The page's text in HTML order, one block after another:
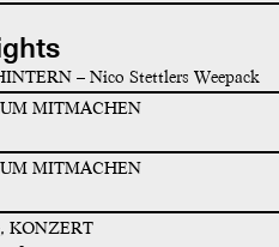
– Nico Stettlers Weepack
MITMACHEN
MITMACHEN
KONZERT